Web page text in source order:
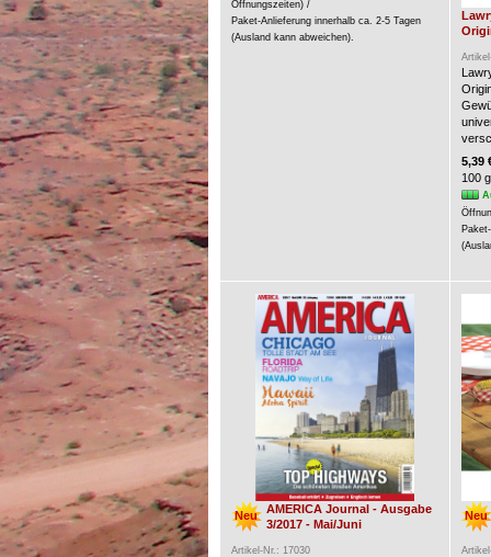
Öffnungszeiten) /
Paket-Anlieferung innerhalb ca. 2-5 Tagen
(Ausland kann abweichen).
5,39
100
Neu
AMERICA Journal - Ausgabe
3/2017 - Mai/Juni
Artikel-Nr.: 17030
Neu